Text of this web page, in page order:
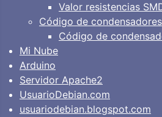
Valor resistencias
Código de condensadores
Código de
Mi Nube
Arduino
Servidor Apache2
UsuarioDebian.com
usuariodebian.blogspot.com